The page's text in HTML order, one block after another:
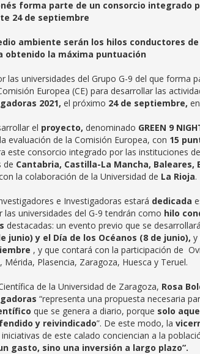
forma parte de un consorcio integrado
24 de septiembre
ambiente serán los hilos conductores de
obtenido la máxima puntuación
las universidades del Grupo G-9 del que forma
Europea (CE) para desarrollar las
2021, el próximo 24 de septiembre,
el proyecto, denominado GREEN 9
evaluación de la Comisión Europea, con 15
este consorcio integrado por las instituciones
de Cantabria, Castilla-La Mancha, Baleares,
la colaboración de la Universidad de La Rioja.
e Investigadoras estará dedicada
universidades del G-9 tendrán como hilo
destacadas: un evento previo que se
junio) y el Día de los Océanos (8 de junio), y
, y que contará con la participación de
Mérida, Plasencia, Zaragoza, Huesca y Teruel.
de la Universidad de Zaragoza, Rosa
“representa una propuesta necesaria
que se genera a diario, porque solo
y reivindicado”. De este modo, la
de este calado conciencian a la
gasto, sino una inversión a largo plazo”.